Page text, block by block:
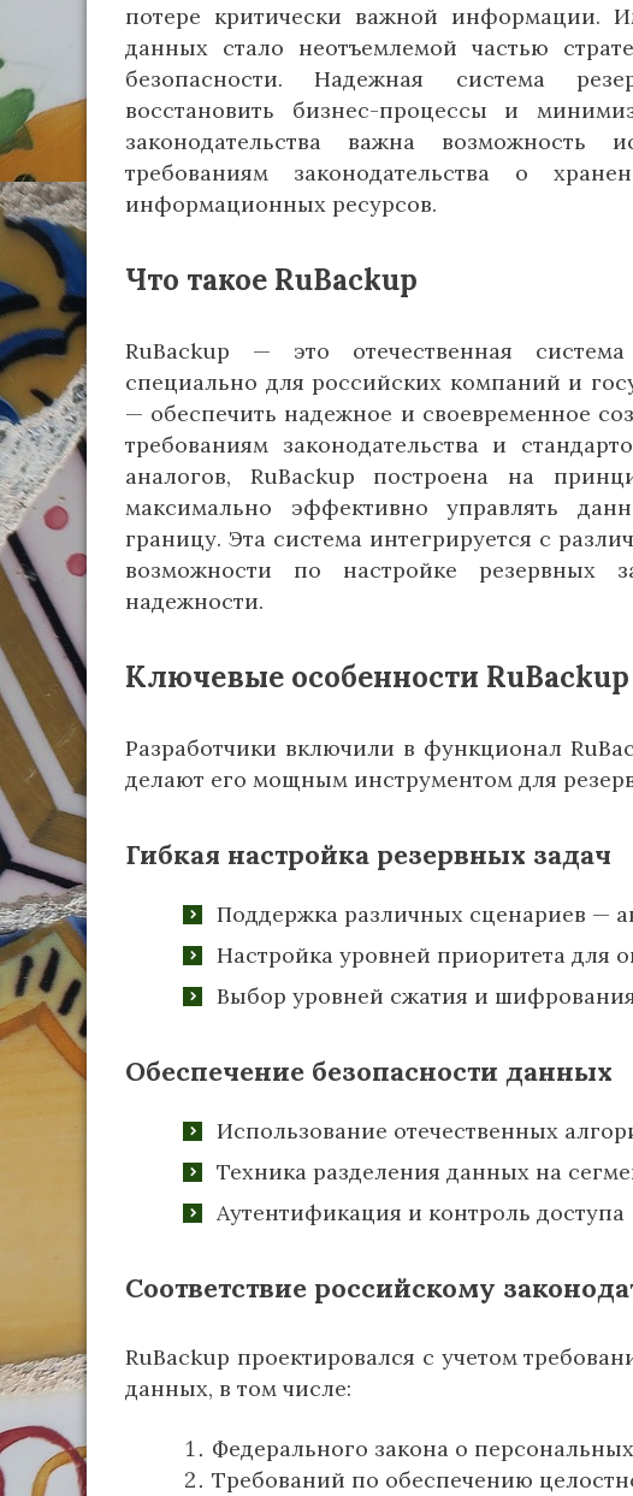
потере критически важной информации.
данных стало неотъемлемой частью
безопасности. Надежная система
восстановить бизнес-процессы и
законодательства важна возможность
требованиям законодательства о
информационных ресурсов.
Что такое RuBackup
RuBackup — это отечественная
специально для российских компаний и
— обеспечить надежное и своевременное
требованиям законодательства и
аналогов, RuBackup построена на
максимально эффективно управлять
границу. Эта система интегрируется с
возможности по настройке резервных
надежности.
Ключевые особенности RuBackup
Разработчики включили в функционал
делают его мощным инструментом для
Гибкая настройка резервных задач
Поддержка различных сценариев —
Настройка уровней приоритета для
Выбор уровней сжатия и
Обеспечение безопасности данных
Использование отечественных
Техника разделения данных на
Аутентификация и контроль доступа
Соответствие российскому
RuBackup проектировался с учетом
данных, в том числе:
Федерального закона о
Требований по обеспечению